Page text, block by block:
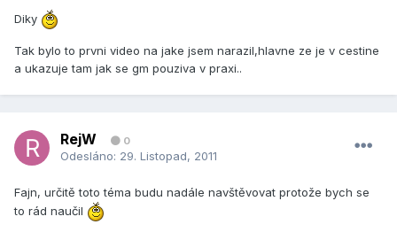
Diky
Tak bylo to prvni video na jake jsem narazil,hlavne ze je v cestine
a ukazuje tam jak se gm pouziva v praxi..
RejW 0
Odesláno: 29. Listopad, 2011
Fajn, určitě toto téma budu nadále navštěvovat protože bych se
to rád naučil